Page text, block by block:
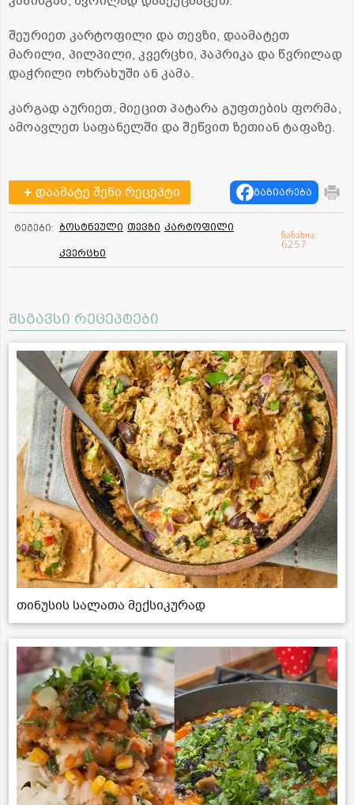
შეურიეთ კარტოფილი და თევზი, დაამატეთ
მარილი, პილპილი, კვერცხი, პაპრიკა და წვრილად
დაჭრილი ოხრახუში ან კამა.
კარგად აურიეთ, მიეცით პატარა გუფთების ფორმა,
ამოავლეთ საფანელში და შეწვით ზეთიან ტაფაზე.
დაამატე შენი რეცეპტი გაზიარება
ტეგები: ბოსტნეული თევზი კარტოფილი
კვერცხი
ნანახია:
6257
მსგავსი რეცეპტები
თინუსის სალათა მექსიკურად